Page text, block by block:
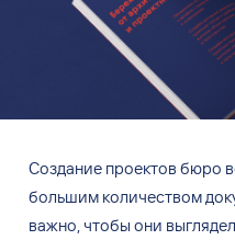
Создание проектов бюро
большим количеством
важно, чтобы они